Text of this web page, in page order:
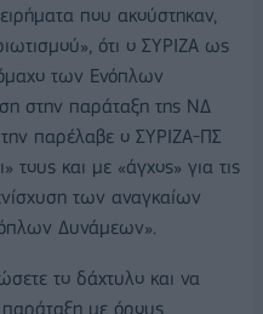
που ακούστηκαν,
ότι ο ΣΥΡΙΖΑ ως
των Ενόπλων
στην παράταξη της ΝΔ
παρέλαβε ο ΣΥΡΙΖΑ-ΠΣ
και με «άγχος» για τις
των αναγκαίων
Δυνάμεων».
το δάχτυλο και να
με όρους